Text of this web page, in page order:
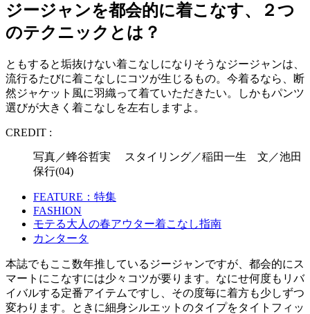
ジージャンを都会的に着こなす、２つ
のテクニックとは？
ともすると垢抜けない着こなしになりそうなジージャンは、
流行るたびに着こなしにコツが生じるもの。今着るなら、断
然ジャケット風に羽織って着ていただきたい。しかもパンツ
選びが大きく着こなしを左右しますよ。
CREDIT :
写真／蜂谷哲実 スタイリング／稲田一生 文／池田
保行(04)
FEATURE：特集
FASHION
モテる大人の春アウター着こなし指南
カンタータ
本誌でもここ数年推しているジージャンですが、都会的にス
マートにこなすには少々コツが要ります。なにせ何度もリバ
イバルする定番アイテムですし、その度毎に着方も少しずつ
変わります。ときに細身シルエットのタイプをタイトフィッ